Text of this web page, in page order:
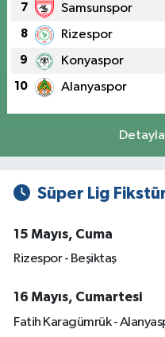
7 Samsunspor
8 Rizespor
9 Konyaspor
10 Alanyaspor
Süper Lig
15 Mayıs, Cuma
Rizespor - Beşiktaş
16 Mayıs, Cumartesi
Fatih Karagümrük -